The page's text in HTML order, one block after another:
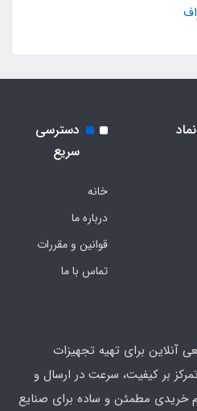
دسترسی
سریع
خانه
درباره ما
قوانین و مقررات
تماس با ما
آنلاین برای تهیه تجهیزات
بر کیفیت، سرعت در ارسال و
مطمئن و ساده برای صنایع